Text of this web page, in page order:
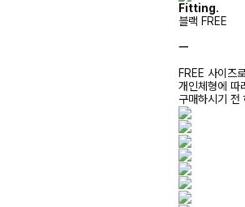
Fitting.
블랙 FREE
ㅡ
FREE 사이즈
개인체형에 따
구매하시기 전